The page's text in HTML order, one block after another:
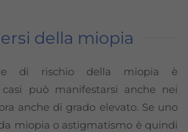
della miopia
di rischio della miopia è
può manifestarsi anche nei
anche di grado elevato. Se uno
miopia o astigmatismo è quindi